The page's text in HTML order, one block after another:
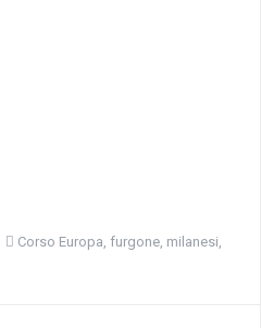
Corso Europa furgone milanesi